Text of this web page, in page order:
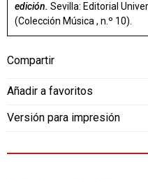
edición. Sevilla: Editorial
(Colección Música , n.º 10).
Compartir
Añadir a favoritos
Versión para impresión